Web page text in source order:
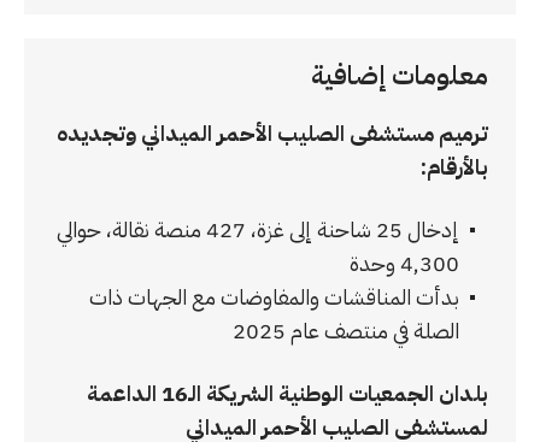
معلومات إضافية
ترميم مستشفى الصليب الأحمر الميداني وتجديده
بالأرقام:
إدخال 25 شاحنة إلى غزة، 427 منصة نقالة، حوالي
4,300 وحدة
بدأت المناقشات والمفاوضات مع الجهات ذات
الصلة في منتصف عام 2025
بلدان الجمعيات الوطنية الشريكة الـ16 الداعمة
لمستشفى الصليب الأحمر الميداني